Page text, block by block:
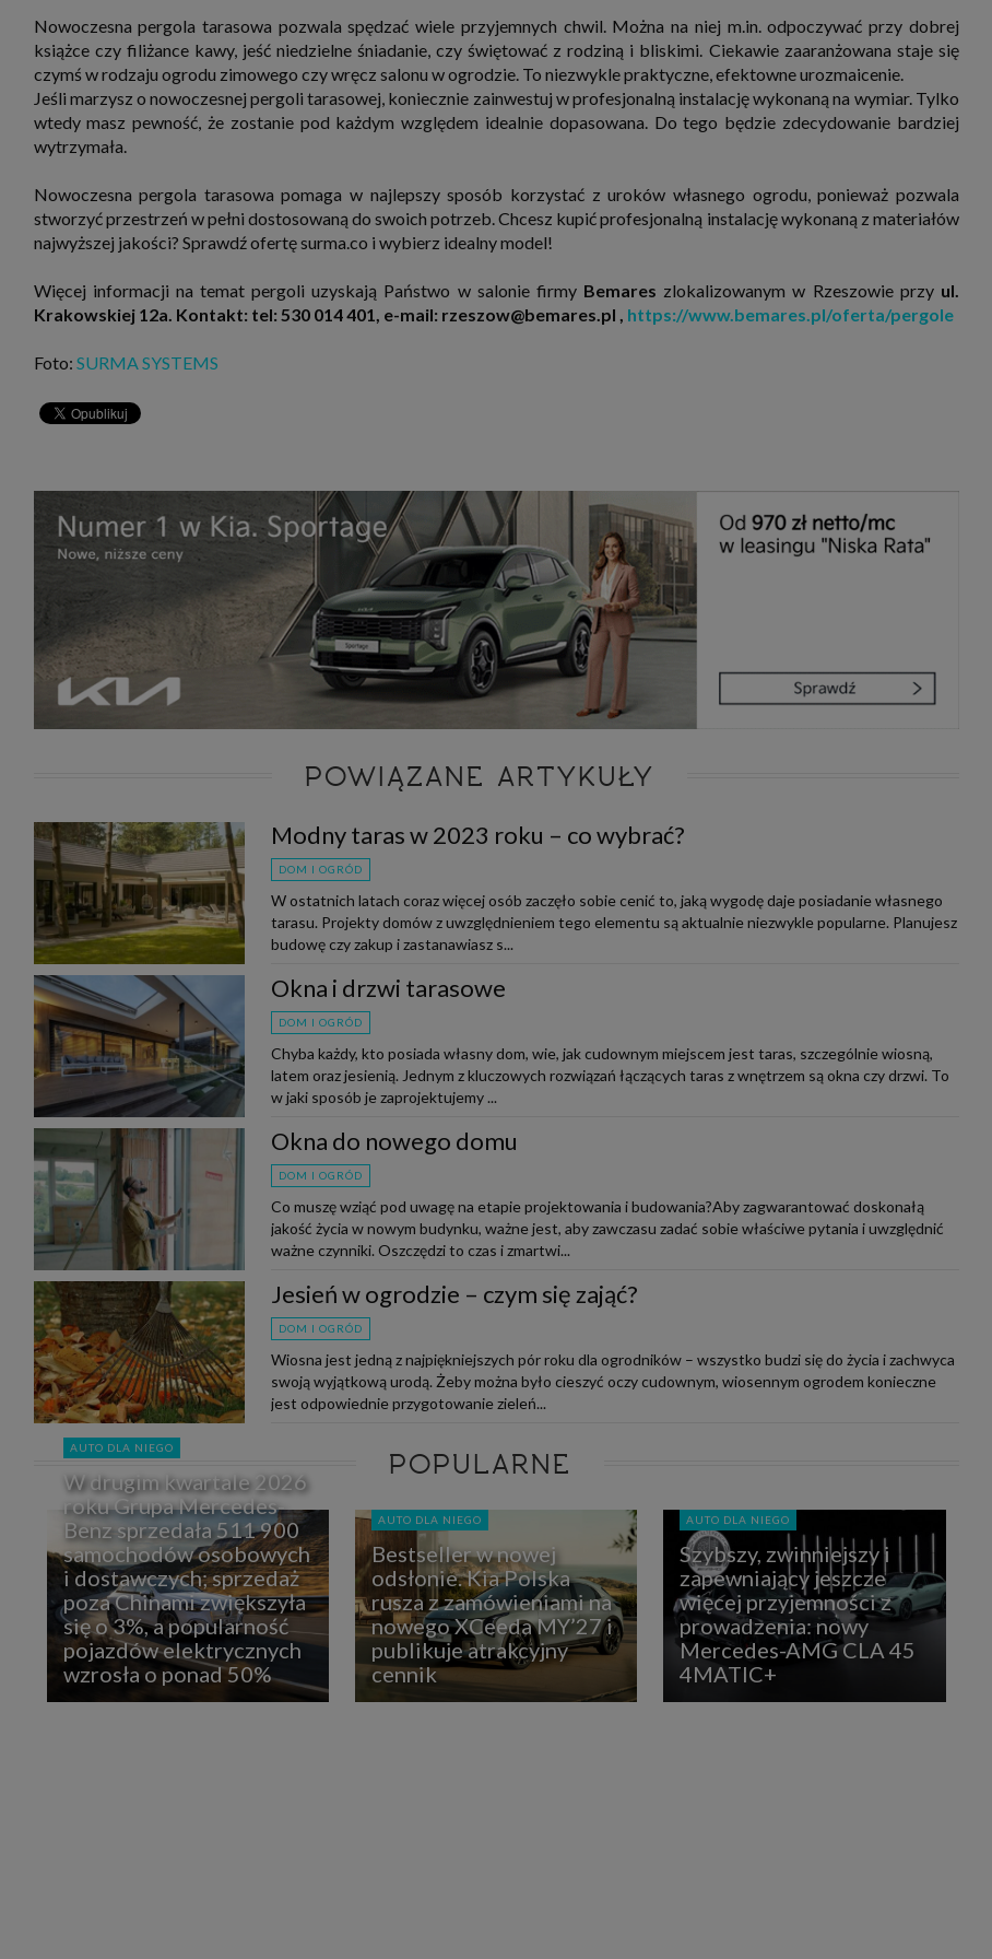
Nowoczesna pergola tarasowa pozwala spędzać wiele przyjemnych chwil. Można na niej m.in. odpoczywać przy dobrej
książce czy filiżance kawy, jeść niedzielne śniadanie, czy świętować z rodziną i bliskimi. Ciekawie zaaranżowana staje się
czymś w rodzaju ogrodu zimowego czy wręcz salonu w ogrodzie. To niezwykle praktyczne, efektowne urozmaicenie.
Jeśli marzysz o nowoczesnej pergoli tarasowej, koniecznie zainwestuj w profesjonalną instalację wykonaną na wymiar. Tylko
wtedy masz pewność, że zostanie pod każdym względem idealnie dopasowana. Do tego będzie zdecydowanie bardziej
wytrzymała.
Nowoczesna pergola tarasowa pomaga w najlepszy sposób korzystać z uroków własnego ogrodu, ponieważ pozwala
stworzyć przestrzeń w pełni dostosowaną do swoich potrzeb. Chcesz kupić profesjonalną instalację wykonaną z materiałów
najwyższej jakości? Sprawdź ofertę surma.co i wybierz idealny model!
Więcej informacji na temat pergoli uzyskają Państwo w salonie firmy Bemares zlokalizowanym w Rzeszowie przy ul.
Krakowskiej 12a. Kontakt: tel: 530 014 401, e-mail: rzeszow@bemares.pl , https://www.bemares.pl/oferta/pergole
Foto: SURMA SYSTEMS
POWIĄZANE ARTYKUŁY
Modny taras w 2023 roku – co wybrać?
DOM I OGRÓD
W ostatnich latach coraz więcej osób zaczęło sobie cenić to, jaką wygodę daje posiadanie własnego
tarasu. Projekty domów z uwzględnieniem tego elementu są aktualnie niezwykle popularne. Planujesz
budowę czy zakup i zastanawiasz s...
Okna i drzwi tarasowe
DOM I OGRÓD
Chyba każdy, kto posiada własny dom, wie, jak cudownym miejscem jest taras, szczególnie wiosną,
latem oraz jesienią. Jednym z kluczowych rozwiązań łączących taras z wnętrzem są okna czy drzwi. To
w jaki sposób je zaprojektujemy ...
Okna do nowego domu
DOM I OGRÓD
Co muszę wziąć pod uwagę na etapie projektowania i budowania?Aby zagwarantować doskonałą
jakość życia w nowym budynku, ważne jest, aby zawczasu zadać sobie właściwe pytania i uwzględnić
ważne czynniki. Oszczędzi to czas i zmartwi...
Jesień w ogrodzie – czym się zająć?
DOM I OGRÓD
Wiosna jest jedną z najpiękniejszych pór roku dla ogrodników – wszystko budzi się do życia i zachwyca
swoją wyjątkową urodą. Żeby można było cieszyć oczy cudownym, wiosennym ogrodem konieczne
jest odpowiednie przygotowanie zieleń...
POPULARNE
AUTO DLA NIEGO
W drugim kwartale 2026
roku Grupa Mercedes-
Benz sprzedała 511 900
samochodów osobowych
i dostawczych; sprzedaż
poza Chinami zwiększyła
się o 3%, a popularność
pojazdów elektrycznych
wzrosła o ponad 50%
AUTO DLA NIEGO
Bestseller w nowej
odsłonie. Kia Polska
rusza z zamówieniami na
nowego XCeeda MY’27 i
publikuje atrakcyjny
cennik
AUTO DLA NIEGO
Szybszy, zwinniejszy i
zapewniający jeszcze
więcej przyjemności z
prowadzenia: nowy
Mercedes-AMG CLA 45
4MATIC+